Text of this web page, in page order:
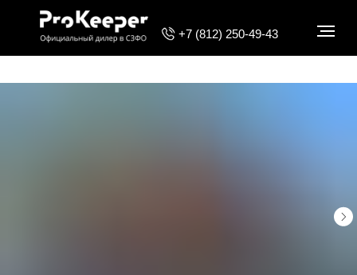
+7 (812) 250-49-43
Html code will be here